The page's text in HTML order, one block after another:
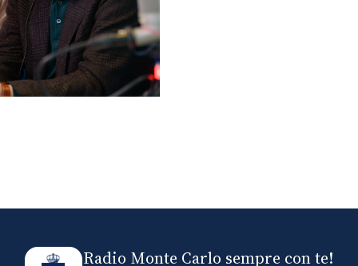
Radio Monte Carlo sempre con te!